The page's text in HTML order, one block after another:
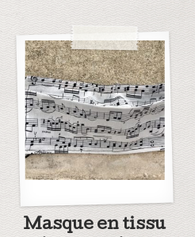
Masque en tissu